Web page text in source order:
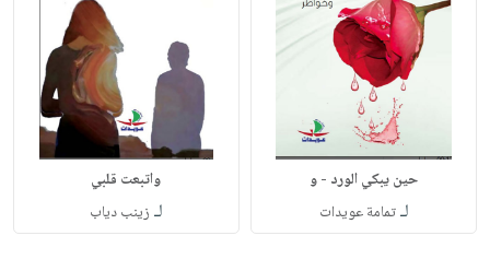
حين يبكي الورد - و
لـتمامة عويدات
واتبعت قلبي
لـ زينب دياب